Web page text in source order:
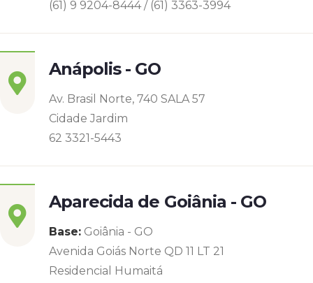
(61) 9 9204-8444 / (61) 3363-3994
Anápolis - GO
Av. Brasil Norte, 740 SALA 57
Cidade Jardim
62 3321-5443
Aparecida de Goiânia - GO
Base: Goiânia - GO
Avenida Goiás Norte QD 11 LT 21
Residencial Humaitá